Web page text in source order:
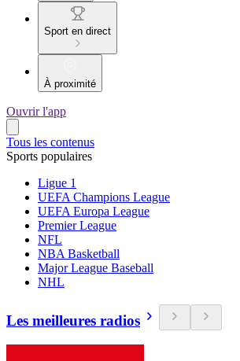
Sport en direct
À proximité
Ouvrir l'app
Tous les contenus
Sports populaires
Ligue 1
UEFA Champions League
UEFA Europa League
Premier League
NFL
NBA Basketball
Major League Baseball
NHL
Les meilleures radios